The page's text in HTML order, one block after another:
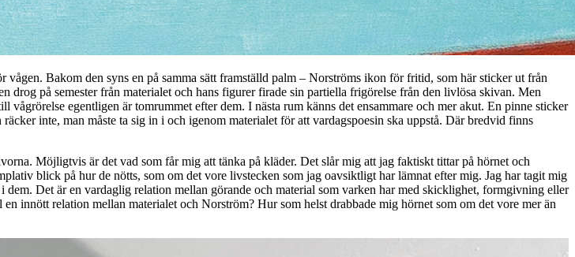
Bakom den syns en på samma sätt framställd palm – Norströms ikon för fritid, som här sticker ut från
drog på semester från materialet och hans figurer firade sin partiella frigörelse från den livlösa skivan. Men
egentligen är tomrummet efter dem. I nästa rum känns det ensammare och mer akut. En pinne sticker
inte, man måste ta sig in i och igenom materialet för att vardagspoesin ska uppstå. Där bredvid finns
Möjligtvis är det vad som får mig att tänka på kläder. Det slår mig att jag faktiskt tittar på hörnet och
blick på hur de nötts, som om det vore livstecken som jag oavsiktligt har lämnat efter mig. Jag har tagit mig
Det är en vardaglig relation mellan görande och material som varken har med skicklighet, formgivning eller
innött relation mellan materialet och Norström? Hur som helst drabbade mig hörnet som om det vore mer än